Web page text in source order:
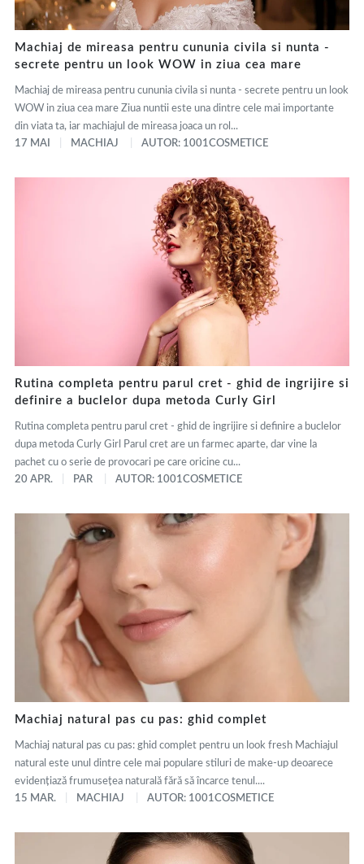
Machiaj de mireasa pentru cununia civila si nunta -
secrete pentru un look WOW in ziua cea mare
Machiaj de mireasa pentru cununia civila si nunta - secrete pentru un look
WOW in ziua cea mare Ziua nuntii este una dintre cele mai importante
din viata ta, iar machiajul de mireasa joaca un rol...
17 MAI
MACHIAJ AUTOR: 1001COSMETICE
Rutina completa pentru parul cret - ghid de ingrijire si
definire a buclelor dupa metoda Curly Girl
Rutina completa pentru parul cret - ghid de ingrijire si definire a buclelor
dupa metoda Curly Girl Parul cret are un farmec aparte, dar vine la
pachet cu o serie de provocari pe care oricine cu...
20 APR.
PAR AUTOR: 1001COSMETICE
Machiaj natural pas cu pas: ghid complet
Machiaj natural pas cu pas: ghid complet pentru un look fresh Machiajul
natural este unul dintre cele mai populare stiluri de make-up deoarece
evidențiază frumusețea naturală fără să încarce tenul....
15 MAR.
MACHIAJ AUTOR: 1001COSMETICE